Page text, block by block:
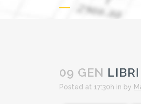
09 GEN LIBRI
Posted at 17:30h in by